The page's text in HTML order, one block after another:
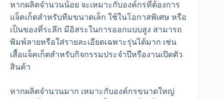
หากผลิตจำนวนน้อย จะเหมาะกับองค์กรที่ต้องการ
แจ็คเก็ตสำหรับทีมขนาดเล็ก ใช้ในโอกาสพิเศษ หรือ
เป็นของที่ระลึก มีอิสระในการออกแบบสูง สามารถ
พิมพ์ลายหรือใส่รายละเอียดเฉพาะรุ่นได้มาก เช่น
เสื้อแจ็คเก็ตสำหรับกิจกรรมประจำปีหรืองานเปิดตัว
สินค้า
หากผลิตจำนวนมาก เหมาะกับองค์กรขนาดใหญ่